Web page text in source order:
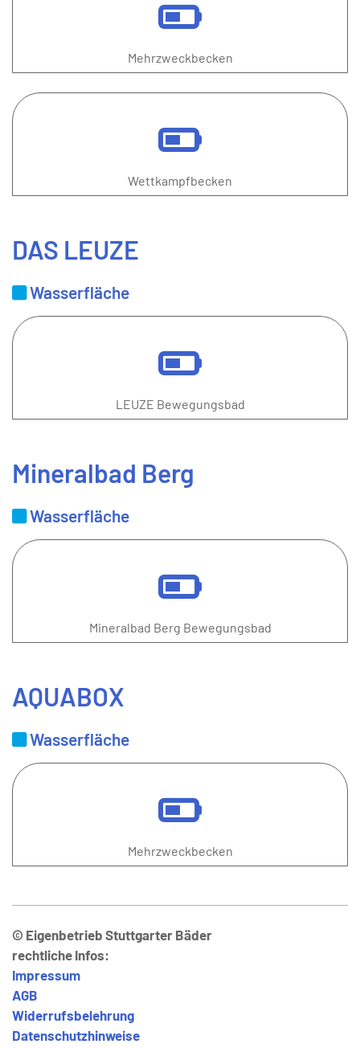
Mehrzweckbecken
Wettkampfbecken
DAS LEUZE
Wasserfläche
LEUZE Bewegungsbad
Mineralbad Berg
Wasserfläche
Mineralbad Berg Bewegungsbad
AQUABOX
Wasserfläche
Mehrzweckbecken
© Eigenbetrieb Stuttgarter Bäder
rechtliche Infos:
Impressum
AGB
Widerrufsbelehrung
Datenschutzhinweise